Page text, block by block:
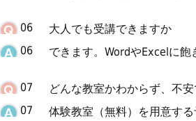
06
大人でも受講できますか
06
できます。WordやExcelに飽
07
どんな教室かわからず、不安
07
体験教室（無料）を用意する